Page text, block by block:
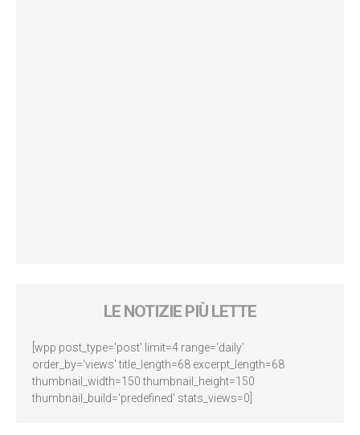
LE NOTIZIE PIÙ LETTE
[wpp post_type='post' limit=4 range='daily'
order_by='views' title_length=68 excerpt_length=68
thumbnail_width=150 thumbnail_height=150
thumbnail_build='predefined' stats_views=0]